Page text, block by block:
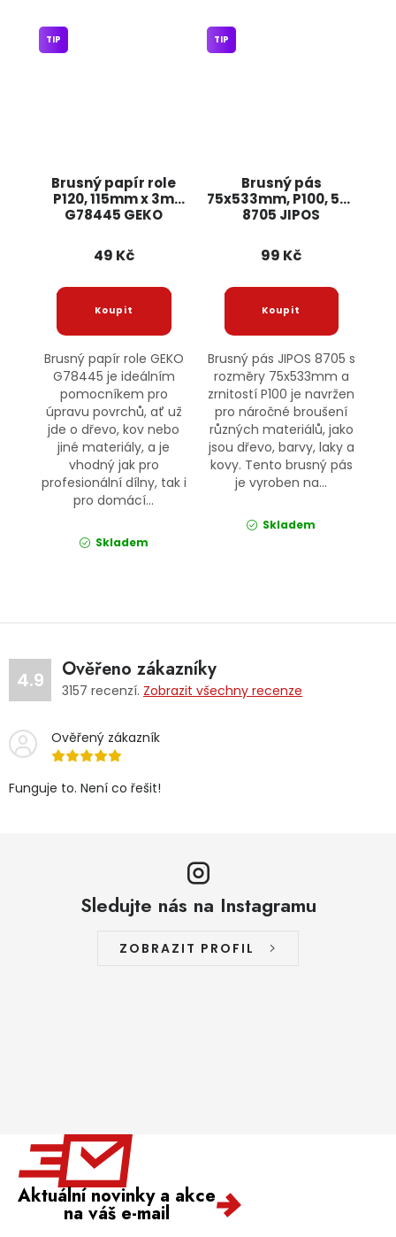
Brusný papír role
P120, 115mm x 3m
G78445 GEKO
TIP
49 Kč
Brusný papír role GEKO
G78445 je ideálním
pomocníkem pro
úpravu povrchů, ať už
jde o dřevo, kov nebo
jiné materiály, a je
vhodný jak pro
profesionální dílny, tak i
pro domácí...
Skladem
Brusný pás
75x533mm, P100, 5ks
8705 JIPOS
TIP
99 Kč
Brusný pás JIPOS 8705 s
rozměry 75x533mm a
zrnitostí P100 je navržen
pro náročné broušení
různých materiálů, jako
jsou dřevo, barvy, laky a
kovy. Tento brusný pás
je vyroben na...
Skladem
4.9 Ověřeno zákazníky
3157 recenzí. Zobrazit všechny recenze
Ověřený zákazník
Funguje to. Není co řešit!
Sledujte nás na Instagramu
ZOBRAZIT PROFIL
Aktuální novinky a akce
na váš e-mail